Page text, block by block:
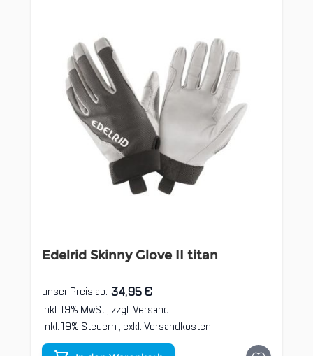
Edelrid Skinny Glove II titan
unser Preis ab: 34,95 €
inkl. 19% MwSt., zzgl.Versand
Inkl. 19% Steuern , exkl.Versandkosten